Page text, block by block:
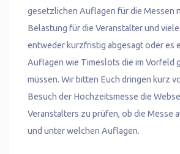
gesetzlichen Auflagen für die Messen
Belastung für die Veranstalter und
entweder kurzfristig abgesagt oder es
Auflagen wie Timeslots die im Vorfeld
müssen. Wir bitten Euch dringen kurz
Besuch der Hochzeitsmesse die
Veranstalters zu prüfen, ob die Messe
und unter welchen Auflagen.